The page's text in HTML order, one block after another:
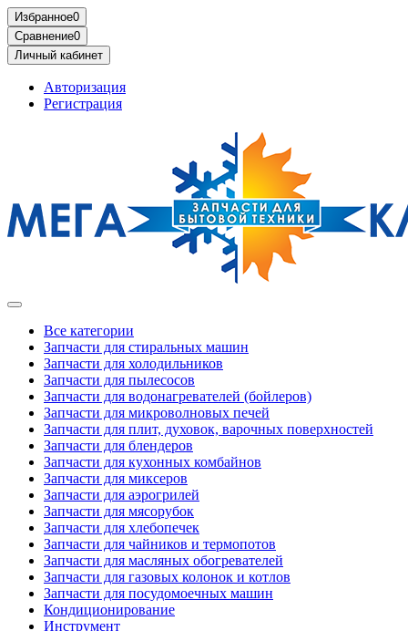
Избранное0
Сравнение0
Личный кабинет
Авторизация
Регистрация
Все категории
Запчасти для стиральных машин
Запчасти для холодильников
Запчасти для пылесосов
Запчасти для водонагревателей (бойлеров)
Запчасти для микроволновых печей
Запчасти для плит, духовок, варочных поверхностей
Запчасти для блендеров
Запчасти для кухонных комбайнов
Запчасти для миксеров
Запчасти для аэрогрилей
Запчасти для мясорубок
Запчасти для хлебопечек
Запчасти для чайников и термопотов
Запчасти для масляных обогревателей
Запчасти для газовых колонок и котлов
Запчасти для посудомоечных машин
Кондиционирование
Инструмент